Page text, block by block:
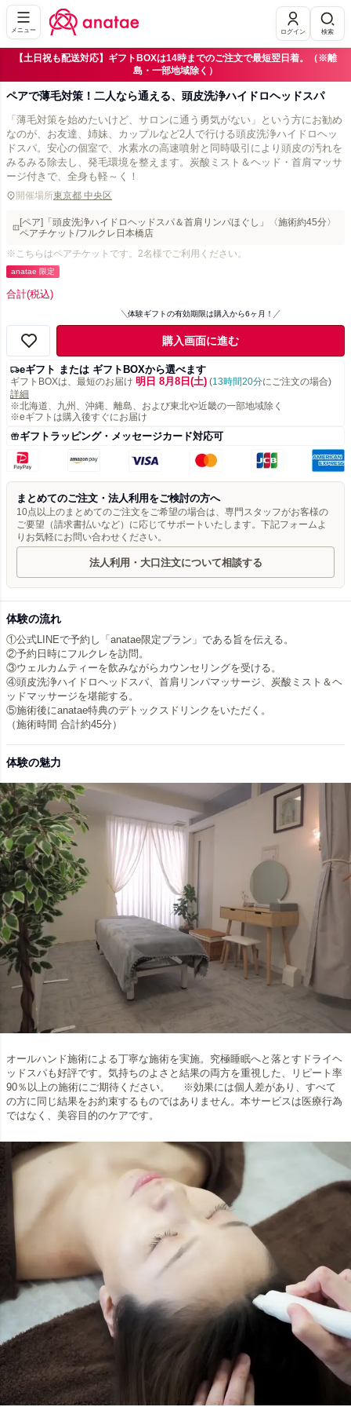
メニュー ログイン 検索
【土日祝も配送対応】ギフトBOXは14時までのご注文で最短翌日着。（※離
島・一部地域除く）
ペアで薄毛対策！二人なら通える、頭皮洗浄ハイドロヘッドスパ
「薄毛対策を始めたいけど、サロンに通う勇気がない」という方にお勧め
なのが、お友達、姉妹、カップルなど2人で行ける頭皮洗浄ハイドロヘッ
ドスパ。安心の個室で、水素水の高速噴射と同時吸引により頭皮の汚れを
みるみる除去し、発毛環境を整えます。炭酸ミスト＆ヘッド・首肩マッサ
ージ付きで、全身も軽～く！
開催場所東京都 中央区
[ペア]「頭皮洗浄ハイドロヘッドスパ＆首肩リンパほぐし」〈施術約45分〉
ペアチケット/フルクレ日本橋店
※こちらはペアチケットです。2名様でご利用ください。
anatae 限定
合計(税込)
体験ギフトの有効期限は購入から6ヶ月！
購入画面に進む
eギフト または ギフトBOXから選べます
ギフトBOXは、最短のお届け 明日 8月8日(土) (13時間20分にご注文の場合)
詳細
※北海道、九州、沖縄、離島、および東北や近畿の一部地域除く
※eギフトは購入後すぐにお届け
ギフトラッピング・メッセージカード対応可
まとめてのご注文・法人利用をご検討の方へ
10点以上のまとめてのご注文をご希望の場合は、専門スタッフがお客様の
ご要望（請求書払いなど）に応じてサポートいたします。下記フォームよ
りお気軽にお問い合わせください。
法人利用・大口注文について相談する
体験の流れ
①公式LINEで予約し「anatae限定プラン」である旨を伝える。
②予約日時にフルクレを訪問。
③ウェルカムティーを飲みながらカウンセリングを受ける。
④頭皮洗浄ハイドロヘッドスパ、首肩リンパマッサージ、炭酸ミスト＆ヘ
ッドマッサージを堪能する。
⑤施術後にanatae特典のデトックスドリンクをいただく。
（施術時間 合計約45分）
体験の魅力
オールハンド施術による丁寧な施術を実施。究極睡眠へと落とすドライヘ
ッドスパも好評です。気持ちのよさと結果の両方を重視した、リピート率
90％以上の施術にご期待ください。 ※効果には個人差があり、すべて
の方に同じ結果をお約束するものではありません。本サービスは医療行為
ではなく、美容目的のケアです。